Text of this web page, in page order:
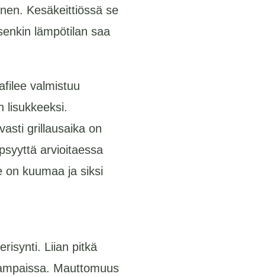
Kesäkeittiössä se
lämpötilan saa
valmistuu
lisukkeeksi.
grillausaika on
arvioitaessa
on kuumaa ja siksi
Liian pitkä
Mauttomuus